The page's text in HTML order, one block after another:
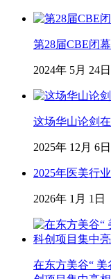
第28届CBE闭
2024年 5月 24日
这场华山论剑
2025年 12月 6日
2025年医美行
2026年 1月 1日
在东方美谷“